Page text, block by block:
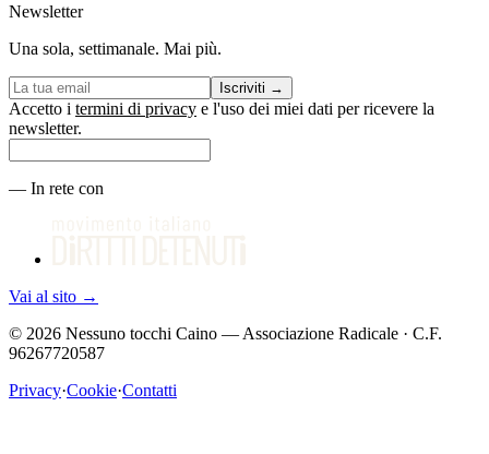
Newsletter
Una sola, settimanale. Mai più.
Iscriviti →
Accetto i termini di privacy e l'uso dei miei dati per ricevere la
newsletter.
— In rete con
Vai al sito →
© 2026 Nessuno tocchi Caino — Associazione Radicale · C.F.
96267720587
Privacy·Cookie·Contatti